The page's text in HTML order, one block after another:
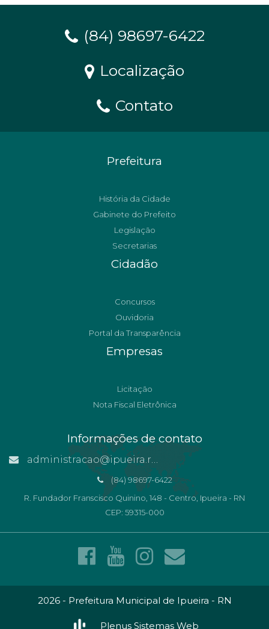
(84) 98697-6422
Localização
Contato
Prefeitura
História da Cidade
Gabinete do Prefeito
Legislação
Secretarias
Cidadão
Concursos
Ouvidoria
Portal da Transparência
Empresas
Licitação
Nota Fiscal Eletrônica
Informações de contato
administracao@ipueira.rn.gov.br
(84) 98697-6422
R. Fundador Franscisco Quinino, 148 - Centro, Ipueira - RN
CEP: 59315-000
2026 - Prefeitura Municipal de Ipueira - RN
Plenus Sistemas Web